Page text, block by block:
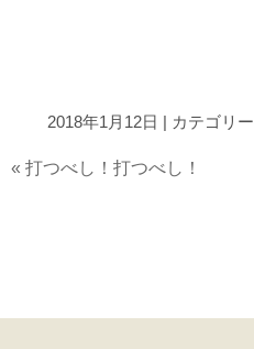
2018年1月12日 | カテゴリー
« 打つべし！打つべし！